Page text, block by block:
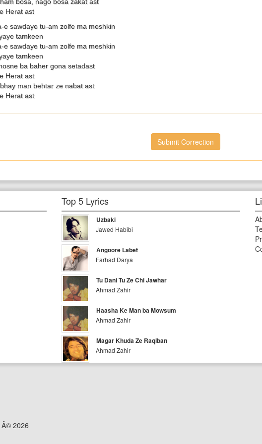
Herat ast
e sawdaye tu-am zolfe ma meshkin
tamkeen
e sawdaye tu-am zolfe ma meshkin
tamkeen
ba baher gona setadast
Herat ast
man behtar ze nabat ast
Herat ast
Submit Correction
Top 5 Lyrics
Uzbaki
Jawed Habibi
Angoore Labet
Farhad Darya
Tu Dani Tu Ze Chi Jawhar
Ahmad Zahir
Haasha Ke Man ba Mowsum
Ahmad Zahir
Magar Khuda Ze Raqiban
Ahmad Zahir
2026